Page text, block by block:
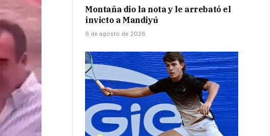
Montaña dio la nota y le arrebató el
invicto a Mandiyú
6 de agosto de 2026